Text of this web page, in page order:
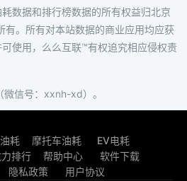
数据和排行榜数据的所有权益归北京
有。所有对本站数据的商业应用均应获
使用，么么互联™有权追究相应侵权责
信号：xxnh-xd）。
耗 摩托车油耗
EV电耗
排行 帮助中心
软件下载
隐私政策 用户协议